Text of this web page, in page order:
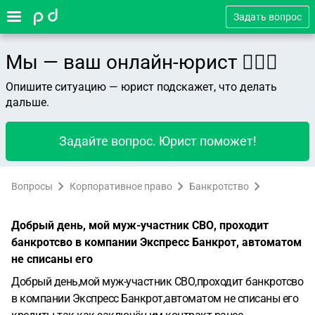
Задать вопрос
Мы — ваш онлайн-юрист 👨🏻‍⚖️
Опишите ситуацию — юрист подскажет, что делать
дальше.
Задайте вопрос. Юрист поможет!
Вопросы Корпоративное право Банкротство
Добрый день, мой муж-участник СВО, проходит
банкротсво в компании Экспресс Банкрот, автоматом
не списаны его
Добрый день,мой муж-участник СВО,проходит банкротсво
в компании Экспресс Банкрот,автоматом не списаны его